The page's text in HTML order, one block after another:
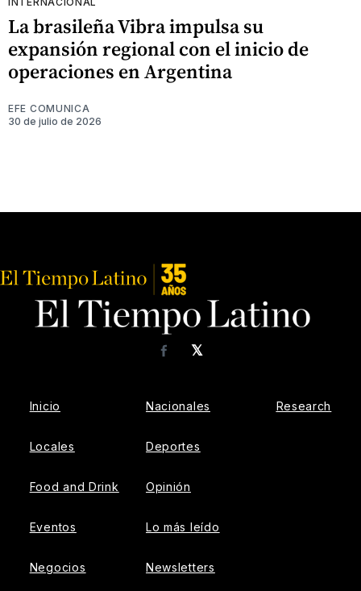
La brasileña Vibra impulsa su
expansión regional con el inicio de
operaciones en Argentina
EFE COMUNICA
30 de julio de 2026
𝕏
Facebook
Inicio
Locales
Food and Drink
Eventos
Negocios
Nacionales
Deportes
Opinión
Lo más leído
Newsletters
Research